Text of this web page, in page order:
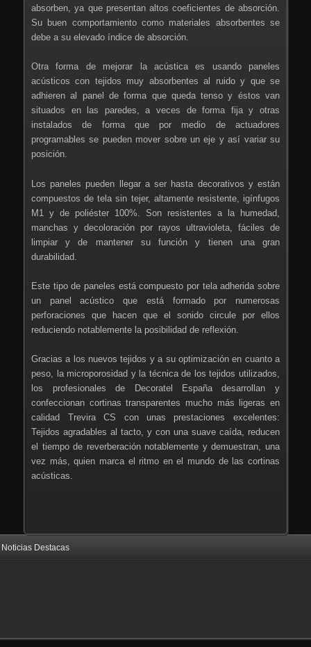
absorben, ya que presentan altos coeficientes de absorción.
Su buen comportamiento como materiales absorbentes se
debe a su elevado índice de absorción.
Otra forma de mejorar la acústica es usando paneles
acústicos con tejidos muy absorbentes al ruido y que se
adhieren al panel de forma que queda tenso y éstos van
situados en las paredes, a veces de forma fija y otras
instalados de forma que por medio de actuadores
programables se pueden mover sobre un eje y así variar su
posición.
Los paneles pueden llegar a ser hasta decorativos y están
compuestos de tela sin tejer, altamente resistente, igínfugos
M1 y de poliéster 100%. Son resistentes a la humedad,
manchas y decoloración por rayos ultravioleta, fáciles de
limpiar y de mantener su función y tienen una gran
durabilidad.
Este tipo de paneles está compuesto por tela adherida sobre
un panel acústico que está formado por numerosas
perforaciones que hacen que el sonido circule por ellos
reduciendo notablemente la posibilidad de reflexión.
Gracias a los nuevos tejidos y a su optimización en cuanto a
peso, la microporosidad y la técnica de los tejidos utilizados,
los profesionales de Decoratel España desarrollan y
confeccionan cortinas transparentes mucho más ligeras en
calidad Trevira CS con unas prestaciones excelentes:
Tejidos agradables al tacto, y con una suave caída, reducen
el tiempo de reverberación notablemente y demuestran, una
vez más, quien marca el ritmo en el mundo de las cortinas
acústicas.
Noticias Destacas